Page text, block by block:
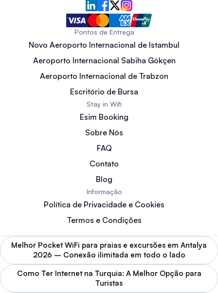
Pontos de Entrega
Novo Aeroporto Internacional de Istambul
Aeroporto Internacional Sabiha Gökçen
Aeroporto Internacional de Trabzon
Escritório de Bursa
Stay in Wifi
Esim Booking
Sobre Nós
FAQ
Contato
Blog
Informação
Política de Privacidade e Cookies
Termos e Condições
Melhor Pocket WiFi para praias e excursões em Antalya
2026 – Conexão ilimitada em todo o lado
Como Ter Internet na Turquia: A Melhor Opção para
Turistas